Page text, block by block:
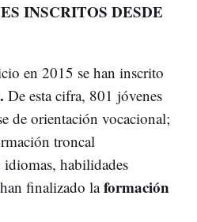
INSCRITOS DESDE
en 2015 se han inscrito
De esta cifra, 801 jóvenes
de orientación vocacional;
troncal
idiomas, habilidades
finalizado laformación